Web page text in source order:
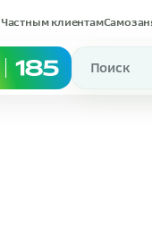
Частным клиентам